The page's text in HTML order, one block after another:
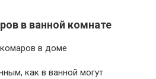
в ванной комнате
как в ванной могут